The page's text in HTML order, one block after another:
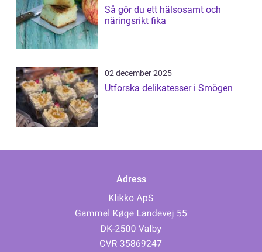
Så gör du ett hälsosamt och
näringsrikt fika
02 december 2025
Utforska delikatesser i Smögen
Adress